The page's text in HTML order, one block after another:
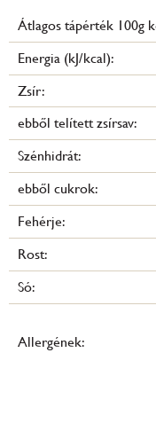
Átlagos tápérték 100g
Energia (kJ/kcal):
Zsír:
ebből telített zsírsav:
Szénhidrát:
ebből cukrok:
Fehérje:
Rost:
Só:
Allergének: